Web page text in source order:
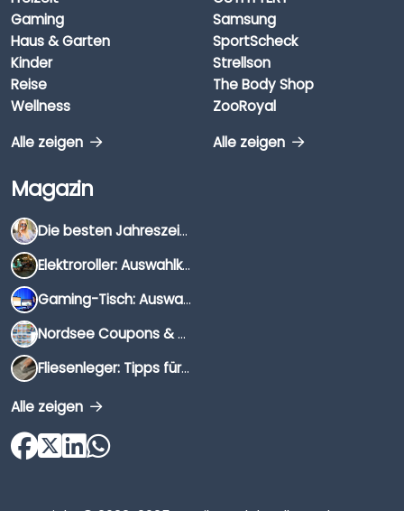
Gaming
Haus & Garten
Kinder
Reise
Wellness
Alle zeigen
Samsung
SportScheck
Strellson
The Body Shop
ZooRoyal
Alle zeigen
Magazin
Die besten Jahreszeiten für Schnäppchenjäger
Elektroroller: Auswahlkriterien, Unterschiede & Tipps
Gaming-Tisch: Auswahlkriterien, Unterschiede & Tipps
Nordsee Coupons & Gutscheine 2026
Fliesenleger: Tipps für die Auswahl
Alle zeigen